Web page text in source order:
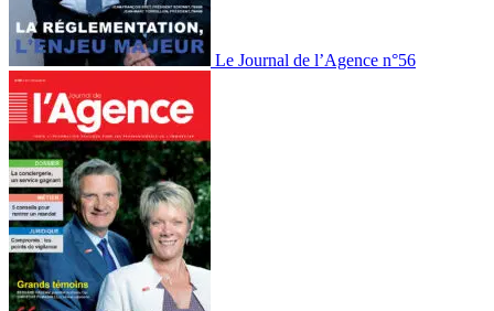
Le Journal de l’Agence n°56